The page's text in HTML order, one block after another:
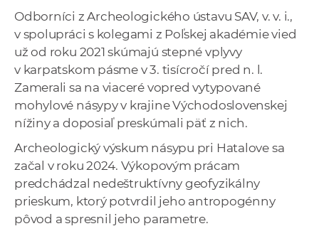
k
o
A
Odborníci z Archeologického ústavu SAV, v. v. i.,
v spolupráci s kolegami z Poľskej akadémie vied
už od roku 2021 skúmajú stepné vplyvy
v karpatskom pásme v 3. tisícročí pred n. l.
Zamerali sa na viaceré vopred vytypované
mohylové násypy v krajine Východoslovenskej
nížiny a doposiaľ preskúmali päť z nich.
Archeologický výskum násypu pri Hatalove sa
začal v roku 2024. Výkopovým prácam
predchádzal nedeštruktívny geofyzikálny
prieskum, ktorý potvrdil jeho antropogénny
pôvod a spresnil jeho parametre.